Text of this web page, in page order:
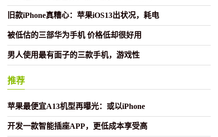
旧款iPhone真糟心：苹果iOS13出状况，耗电
被低估的三部华为手机 价格低却很好用
男人使用最有面子的三款手机，游戏性
推荐
苹果最便宜A13机型再曝光：或以iPhone
开发一款智能插座APP，更低成本享受高